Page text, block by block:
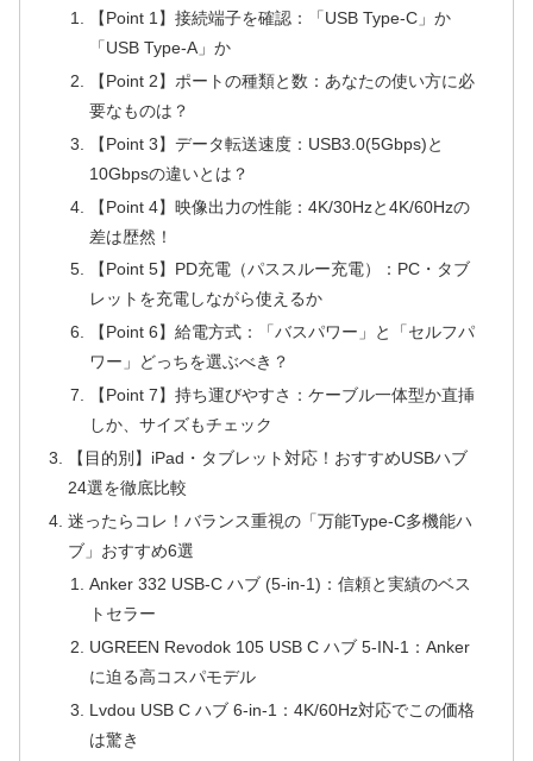
【Point 1】接続端子を確認：「USB Type-C」か
「USB Type-A」か
【Point 2】ポートの種類と数：あなたの使い方に必
要なものは？
【Point 3】データ転送速度：USB3.0(5Gbps)と
10Gbpsの違いとは？
【Point 4】映像出力の性能：4K/30Hzと4K/60Hzの
差は歴然！
【Point 5】PD充電（パススルー充電）：PC・タブ
レットを充電しながら使えるか
【Point 6】給電方式：「バスパワー」と「セルフパ
ワー」どっちを選ぶべき？
【Point 7】持ち運びやすさ：ケーブル一体型か直挿
しか、サイズもチェック
【目的別】iPad・タブレット対応！おすすめUSBハブ
24選を徹底比較
迷ったらコレ！バランス重視の「万能Type-C多機能ハ
ブ」おすすめ6選
Anker 332 USB-C ハブ (5-in-1)：信頼と実績のベス
トセラー
UGREEN Revodok 105 USB C ハブ 5-IN-1：Anker
に迫る高コスパモデル
Lvdou USB C ハブ 6-in-1：4K/60Hz対応でこの価格
は驚き